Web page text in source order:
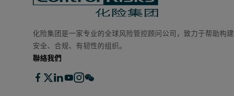
化险集团是一家专业的全球风险管控顾问公司，致力于帮助构建
安全、合规、有韧性的组织。
聯絡我們